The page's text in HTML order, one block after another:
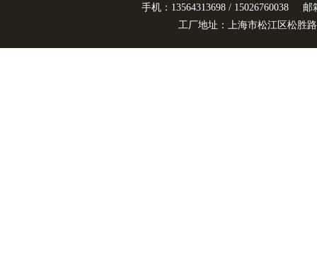
手机：13564313698 / 15026760038
邮
工厂地址：上海市松江区松胜